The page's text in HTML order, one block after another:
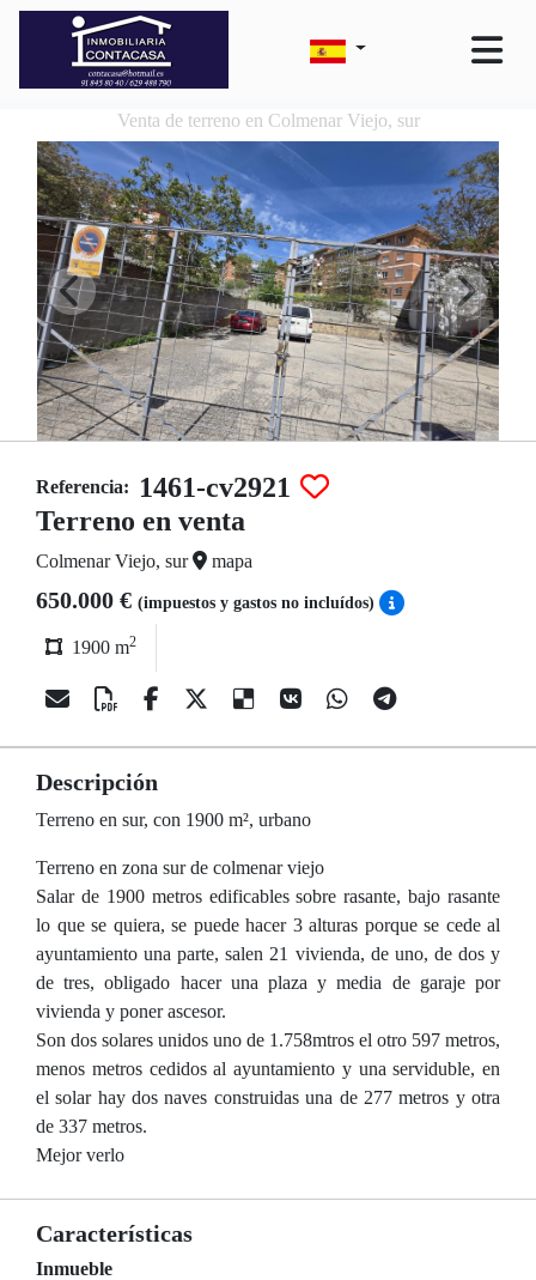
Venta de terreno en Colmenar Viejo, sur
Referencia:
1461-cv2921
Terreno en venta
Colmenar Viejo, sur mapa
650.000 € (impuestos y gastos no incluídos)
1900 m2
Descripción
Terreno en sur, con 1900 m², urbano
Terreno en zona sur de colmenar viejo
Salar de 1900 metros edificables sobre rasante, bajo rasante
lo que se quiera, se puede hacer 3 alturas porque se cede al
ayuntamiento una parte, salen 21 vivienda, de uno, de dos y
de tres, obligado hacer una plaza y media de garaje por
vivienda y poner ascesor.
Son dos solares unidos uno de 1.758mtros el otro 597 metros,
menos metros cedidos al ayuntamiento y una serviduble, en
el solar hay dos naves construidas una de 277 metros y otra
de 337 metros.
Mejor verlo
Características
Inmueble